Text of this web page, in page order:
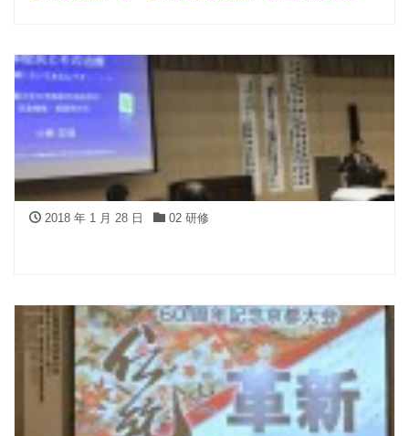
2018 年 1 月 28 日 02 研修